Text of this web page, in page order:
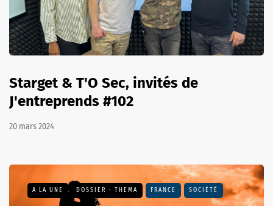
Starget & T'O Sec, invités de
J'entreprends #102
20 mars 2024
A LA UNE DOSSIER - THEMA FRANCE SOCIÉTÉ